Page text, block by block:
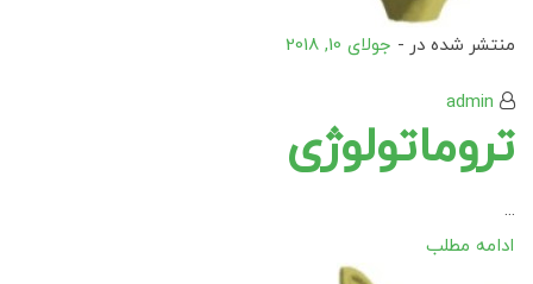
منتشر شده در - جولای 10, 2018
admin
تروماتولوژی
...
ادامه مطلب